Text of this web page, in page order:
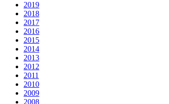
2019
2018
2017
2016
2015
2014
2013
2012
2011
2010
2009
2008